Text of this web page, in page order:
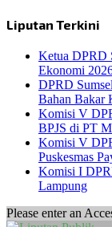
Liputan Terkini
Ketua DPRD
Ekonomi
DPRD
Bahan Bakar
Komisi V
BPJS di PT
Komisi V
Puskesmas
Komisi I
Lampung
Please enter an